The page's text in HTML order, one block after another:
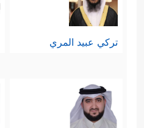
تركي عبيد المري